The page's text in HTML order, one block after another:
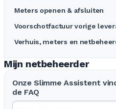
Meters openen & afsluiten
Voorschotfactuur vorige
Verhuis, meters en
Mijn netbeheerder
Onze Slimme Assistent
de FAQ